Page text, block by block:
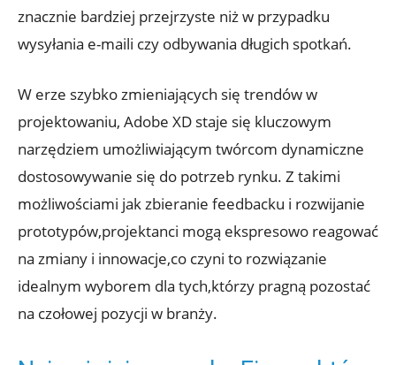
znacznie bardziej przejrzyste niż⁢ w przypadku
wysyłania e-maili⁣ czy odbywania długich ‍spotkań.
W⁣ erze szybko zmieniających się trendów ‍w
projektowaniu, Adobe XD staje się ⁣kluczowym
narzędziem ⁤umożliwiającym ‌twórcom dynamiczne⁢
dostosowywanie się do​ potrzeb ⁣rynku.⁢ Z takimi
możliwościami jak zbieranie ⁢feedbacku⁣ i rozwijanie ​
prototypów,projektanci mogą⁣ ekspresowo reagować⁢
na zmiany i ​innowacje,co ⁣czyni⁢ to rozwiązanie
idealnym wyborem⁣ dla tych,którzy pragną pozostać
na czołowej pozycji⁣ w branży.